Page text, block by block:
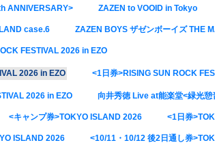
ANNIVERSARY> ZAZEN to VOOID in Tokyo
case.6 ZAZEN BOYS ザゼンボーイズ THE
FESTIVAL 2026 in EZO
2026 in EZO <1日券>RISING SUN ROCK
2026 in EZO 向井秀徳 Live at能楽堂<緑光
<キャンプ券>TOKYO ISLAND 2026 <1日券
ISLAND 2026 <10/11・10/12 後2日通し券